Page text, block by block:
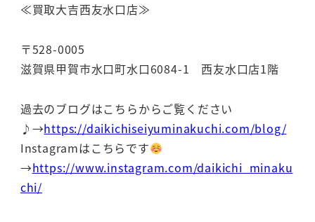
≪買取大吉西友水口店≫
〒528-0005
滋賀県甲賀市水口町水口6084-1 西友水口店1階
過去のブログはこちらからご覧ください
♪→https://daikichiseiyuminakuchi.com/blog/
Instagramはこちらです
→https://www.instagram.com/daikichi_minaku
chi/